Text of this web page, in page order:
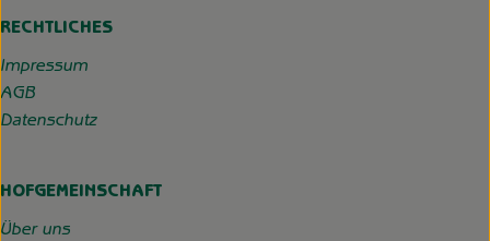
RECHTLICHES
Impressum
AGB
Datenschutz
HOFGEMEINSCHAFT
Über uns